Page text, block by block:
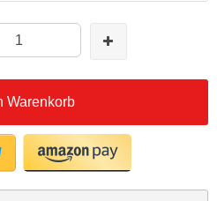
Warenkorb